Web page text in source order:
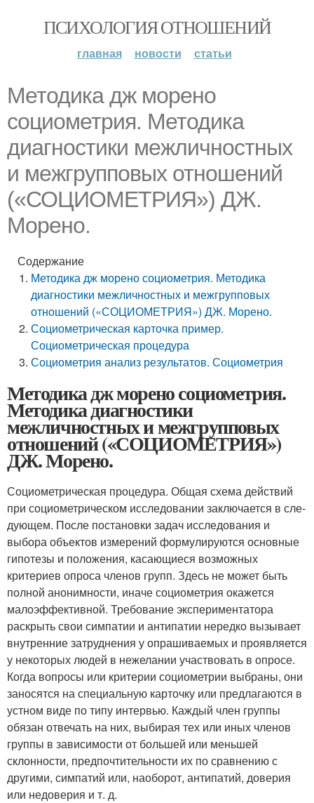
ПСИХОЛОГИЯ ОТНОШЕНИЙ
главная новости статьи
Методика дж морено
социометрия. Методика
диагностики межличностных
и межгрупповых отношений
(«СОЦИОМЕТРИЯ») ДЖ.
Морено.
Содержание
Методика дж морено социометрия. Методика
диагностики межличностных и межгрупповых
отношений («СОЦИОМЕТРИЯ») ДЖ. Морено.
Социометрическая карточка пример.
Социометрическая процедура
Социометрия анализ результатов. Социометрия
Методика дж морено социометрия.
Методика диагностики
межличностных и межгрупповых
отношений («СОЦИОМЕТРИЯ»)
ДЖ. Морено.
Социометрическая процедура. Общая схема действий
при социометрическом исследовании заключается в сле­
дующем. После постановки задач исследования и
выбора объектов измерений формулируются основные
гипотезы и положения, касающиеся возможных
критериев опроса членов групп. Здесь не может быть
полной анонимности, иначе социометрия окажется
малоэффективной. Требова­ние экспериментатора
раскрыть свои симпатии и антипа­тии нередко вызывает
внутренние затруднения у опраши­ваемых и проявляется
у некоторых людей в нежелании участвовать в опросе.
Когда вопросы или критерии социо­метрии выбраны, они
заносятся на специальную карточ­ку или предлагаются в
устном виде по типу интервью. Каждый член группы
обязан отвечать на них, выбирая тех или иных членов
группы в зависимости от большей или меньшей
склонности, предпочтительности их по срав­нению с
другими, симпатий или, наоборот, антипатий, доверия
или недоверия и т. д.